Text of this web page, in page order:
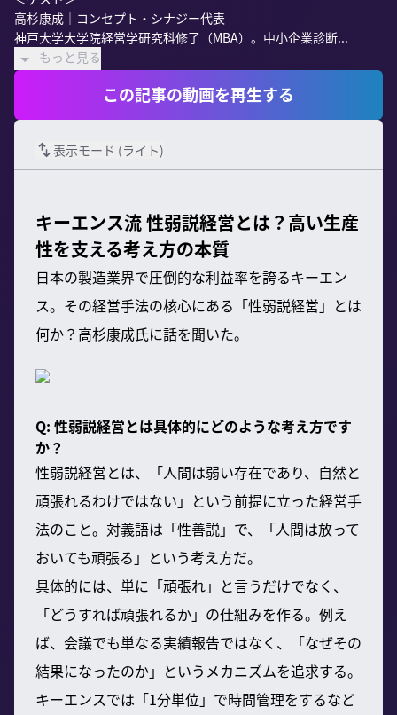
高杉康成｜コンセプト・シナジー代表
神戸大学大学院経営学研究科修了（MBA）。中小企業診断...
もっと見る
この記事の動画を再生する
表示モード (ライト)
キーエンス流 性弱説経営とは？高い生産
性を支える考え方の本質
日本の製造業界で圧倒的な利益率を誇るキーエン
ス。その経営手法の核心にある「性弱説経営」とは
何か？高杉康成氏に話を聞いた。
Q: 性弱説経営とは具体的にどのような考え方です
か？
性弱説経営とは、「人間は弱い存在であり、自然と
頑張れるわけではない」という前提に立った経営手
法のこと。対義語は「性善説」で、「人間は放って
おいても頑張る」という考え方だ。
具体的には、単に「頑張れ」と言うだけでなく、
「どうすれば頑張れるか」の仕組みを作る。例え
ば、会議でも単なる実績報告ではなく、「なぜその
結果になったのか」というメカニズムを追求する。
キーエンスでは「1分単位」で時間管理をするなど